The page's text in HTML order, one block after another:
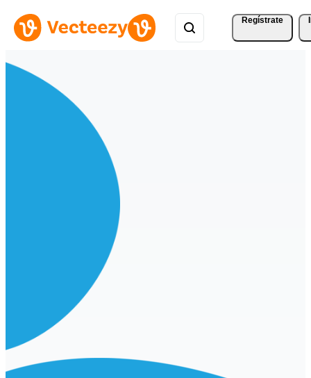
Regístrate